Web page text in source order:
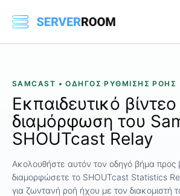
SAMCAST • ΟΔΗΓΌΣ ΡΎΘΜΙΣΗΣ ΡΟΉΣ
Εκπαιδευτικό βίντεο
διαμόρφωση του
SHOUTcast Relay
Ακολουθήστε αυτόν τον οδηγό βήμα προς
διαμορφώσετε το SHOUTcast Statistics
για ζωντανή ροή ήχου με τον διακομιστή